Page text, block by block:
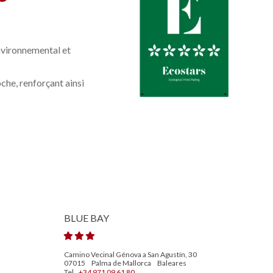
et
renforçant ainsi
BLUE BAY
Camino Vecinal Génova a San Agustín, 30
07015
Palma de Mallorca
Baleares